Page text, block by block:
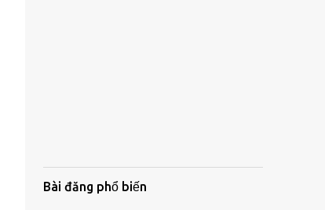
Bài đăng phổ biến